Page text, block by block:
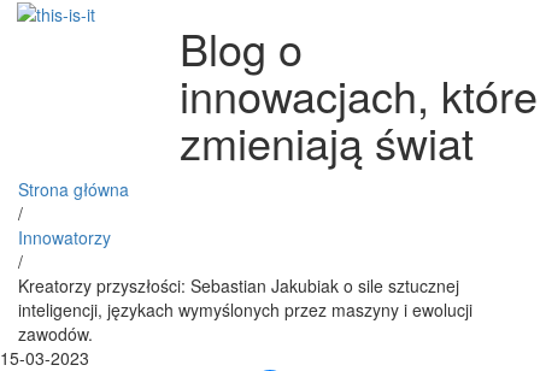
Blog o
innowacjach, które
zmieniają świat
Strona główna
/
Innowatorzy
/
Kreatorzy przyszłości: Sebastian Jakubiak o sile sztucznej
inteligencji, językach wymyślonych przez maszyny i ewolucji
zawodów.
15-03-2023